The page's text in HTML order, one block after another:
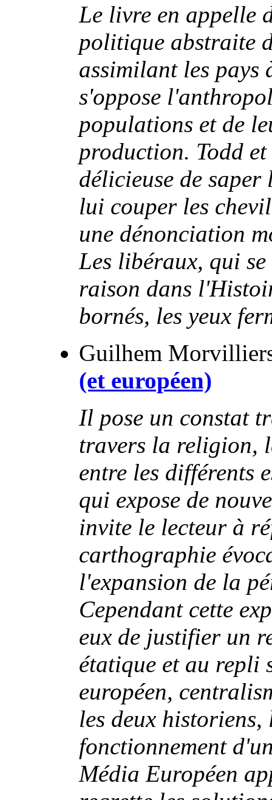
Le livre en appelle
politique abstraite
assimilant les pays
s'oppose
populations et de
production. Todd
délicieuse de
lui couper les
une dénonciation
Les libéraux, qui
raison dans
bornés, les yeux
Guilhem
(et européen)
Il pose un constat
travers la religion,
entre les différents
qui expose de
invite le lecteur à
carthographie
l'expansion de la
Cependant cette
eux de justifier un
étatique et au repli
européen,
les deux
fonctionnement
Média Européen